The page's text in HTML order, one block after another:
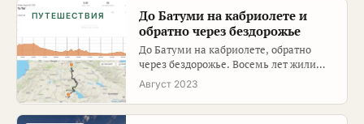
ПУТЕШЕСТВИЯ
До Батуми на кабриолете и
обратно через бездорожье
До Батуми на кабриолете, обратно
через бездорожье. Восемь лет жили
рядом и не были - исправились.
Август 2023